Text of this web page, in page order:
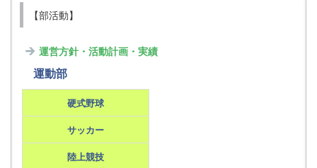
【部活動】
運営方針・活動計画・実績
運動部
硬式野球
サッカー
陸上競技